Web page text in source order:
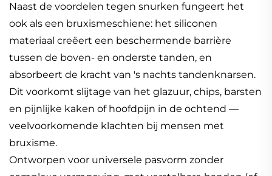
Naast de voordelen tegen snurken fungeert het
ook als een bruxismeschiene: het siliconen
materiaal creëert een beschermende barrière
tussen de boven- en onderste tanden, en
absorbeert de kracht van 's nachts tandenknarsen.
Dit voorkomt slijtage van het glazuur, chips, barsten
en pijnlijke kaken of hoofdpijn in de ochtend —
veelvoorkomende klachten bij mensen met
bruxisme.
Ontworpen voor universele pasvorm zonder